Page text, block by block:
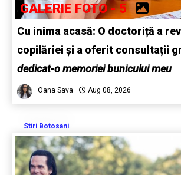
GALERIE FOTO - 5
Cu inima acasă: O doctoriță a
copilăriei și a oferit consultații
dedicat-o memoriei bunicului meu
Oana Sava Aug 08, 2026
Stiri Botosani